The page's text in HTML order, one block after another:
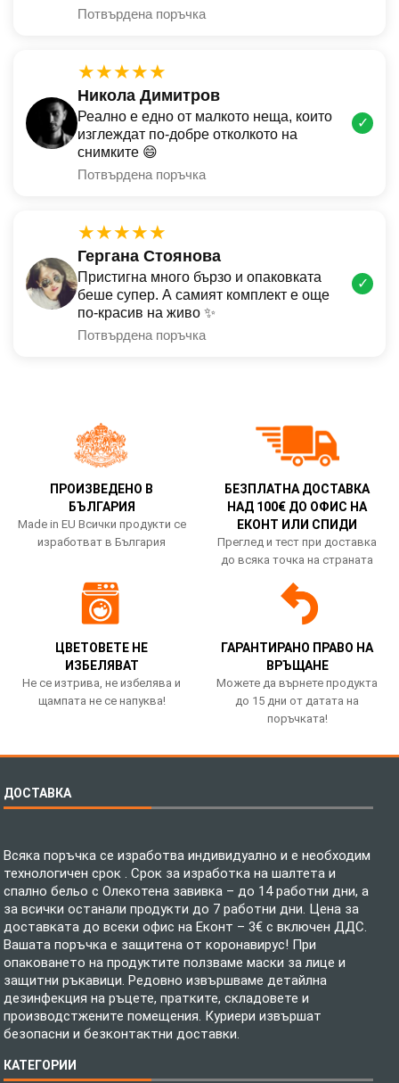
Потвърдена поръчка
★★★★★
Никола Димитров
Реално е едно от малкото неща, които
изглеждат по-добре отколкото на
снимките 😄
Потвърдена поръчка
✓
★★★★★
Гергана Стоянова
Пристигна много бързо и опаковката
беше супер. А самият комплект е още
по-красив на живо ✨
Потвърдена поръчка
✓
ПРОИЗВЕДЕНО В
БЪЛГАРИЯ
Made in EU Всички продукти се
изработват в България
БЕЗПЛАТНА ДОСТАВКА
НАД 100€ ДО ОФИС НА
ЕКОНТ ИЛИ СПИДИ
Преглед и тест при доставка
до всяка точка на страната
ЦВЕТОВЕТЕ НЕ
ИЗБЕЛЯВАТ
Не се изтрива, не избелява и
щампата не се напуква!
ГАРАНТИРАНО ПРАВО НА
ВРЪЩАНЕ
Можете да върнете продукта
до 15 дни от датата на
поръчката!
ДОСТАВКА
Всяка поръчка се изработва индивидуално и е необходим
технологичен срок . Срок за изработка на шалтета и
спално бельо с Олекотена завивка – до 14 работни дни, а
за всички останали продукти до 7 работни дни. Цена за
доставката до всеки офис на Еконт – 3€ с включен ДДС.
Вашата поръчка е защитена от коронавирус! При
опаковането на продуктите ползваме маски за лице и
защитни ръкавици. Редовно извършваме детайлна
дезинфекция на ръцете, пратките, складовете и
производстжените помещения. Куриери извършат
безопасни и безконтактни доставки.
КАТЕГОРИИ